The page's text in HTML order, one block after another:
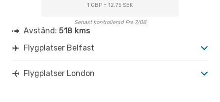
1 GBP = 12.75 SEK
Senast kontrollerad Fre 7/08
Avstånd: 518 kms
Flygplatser Belfast
Flygplatser London